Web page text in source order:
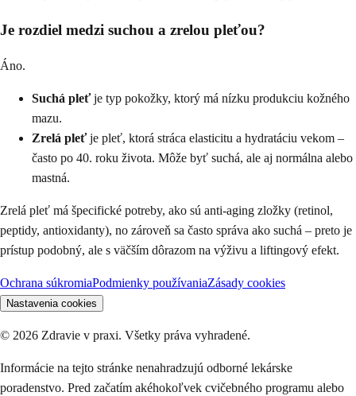
Je rozdiel medzi suchou a zrelou pleťou?
Áno.
Suchá pleťje typ pokožky, ktorý má nízku produkciu kožného
mazu.
Zrelá pleťje pleť, ktorá stráca elasticitu a hydratáciu vekom –
často po 40. roku života. Môže byť suchá, ale aj normálna alebo
mastná.
Zrelá pleť má špecifické potreby, ako sú anti-aging zložky (retinol,
peptidy, antioxidanty), no zároveň sa často správa ako suchá – preto je
prístup podobný, ale s väčším dôrazom na výživu a liftingový efekt.
Ochrana súkromiaPodmienky používaniaZásady cookies
Nastavenia cookies
© 2026 Zdravie v praxi. Všetky práva vyhradené.
Informácie na tejto stránke nenahradzujú odborné lekárske
poradenstvo. Pred začatím akéhokoľvek cvičebného programu alebo